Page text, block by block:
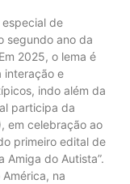
de
segundo ano da
2025, o lema é
interação e
indo além da
participa da
em celebração ao
primeiro edital de
Amiga do Autista”.
na